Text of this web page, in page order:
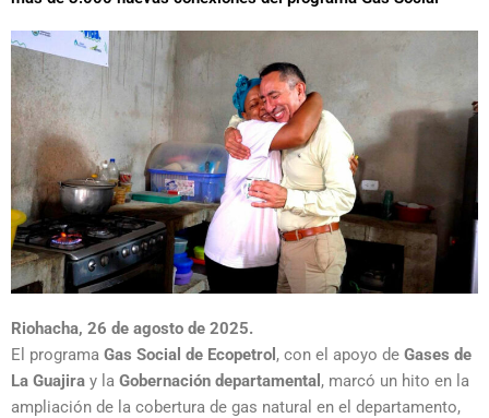
Riohacha, 26 de agosto de 2025.
El programa Gas Social de Ecopetrol , con el apoyo de Gases de
La Guajira y la Gobernación departamental , marcó un hito en la
ampliación de la cobertura de gas natural en el departamento,